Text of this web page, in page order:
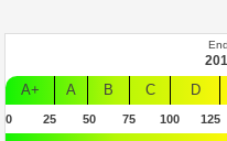
A+
A B C D
0 25 50 75 100 125